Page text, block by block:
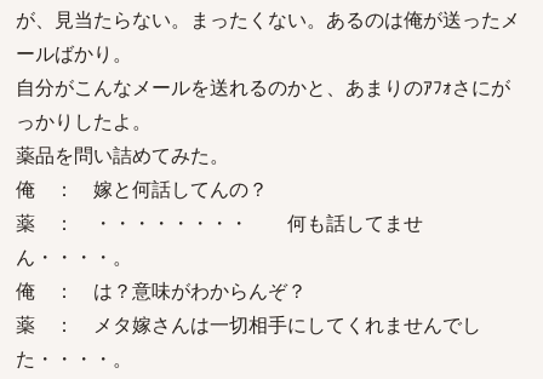
が、見当たらない。まったくない。あるのは俺が送ったメ
ールばかり。
自分がこんなメールを送れるのかと、あまりのｱﾌｫさにが
っかりしたよ。
薬品を問い詰めてみた。
俺 ： 嫁と何話してんの？
薬 ： ・・・・・・・・ 何も話してませ
ん・・・・。
俺 ： は？意味がわからんぞ？
薬 ： メタ嫁さんは一切相手にしてくれませんでし
た・・・・。